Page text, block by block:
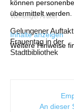
können
übermittelt werden.
Inhalte anzeigen
Weitere Hinweise
Vorheriger Artikel
Gelungener
Frauentag in der
Stadtbibliothek
An dieser